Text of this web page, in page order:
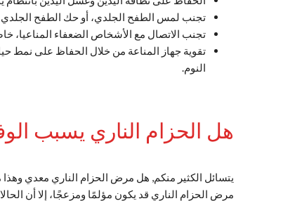
تجنب لمس الطفح الجلدي، أو حك الطفح الجلدي
تجنب الاتصال مع الأشخاص الضعفاء المناعيا،
تقوية جهاز المناعة من خلال الحفاظ على
النوم.
هل الحزام الناري يسبب
يتسائل الكثير منكم, هل مرض الحزام الناري معدي
مرض الحزام الناري قد يكون مؤلمًا ومزعجًا، إلا أن